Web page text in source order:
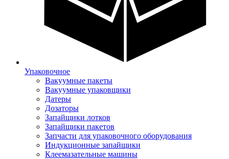
Упаковочное
Вакуумные пакеты
Вакуумные упаковщики
Датеры
Дозаторы
Запайщики лотков
Запайщики пакетов
Запчасти для упаковочного оборудования
Индукционные запайщики
Клеемазательные машины